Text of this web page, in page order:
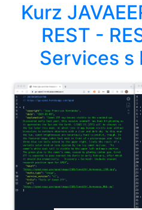
Kurz
REST -
Services s